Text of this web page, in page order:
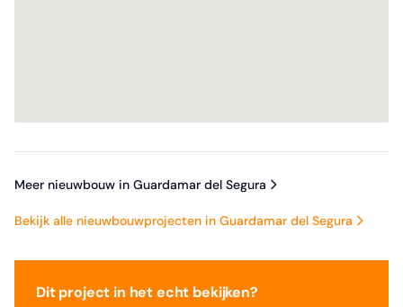
Meer nieuwbouw in Guardamar del Segura
Bekijk alle nieuwbouwprojecten in Guardamar del Segura
Dit project in het echt bekijken?